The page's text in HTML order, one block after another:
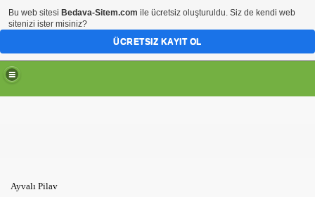
Ayvalı Pilav
Bu web sitesi Bedava-Sitem.com ile ücretsiz oluşturuldu. Siz de kendi web
sitenizi ister misiniz?
ÜCRETSIZ KAYIT OL